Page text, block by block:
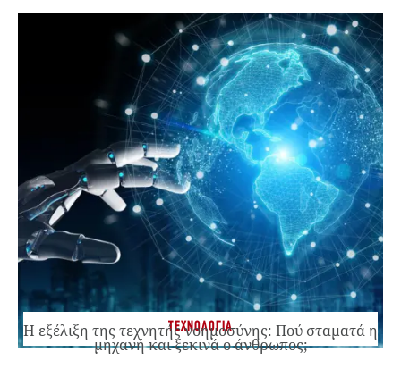
ΤΕΧΝΟΛΟΓΙΑ
Η εξέλιξη της τεχνητής νοημοσύνης: Πού σταματά η
μηχανή και ξεκινά ο άνθρωπος;